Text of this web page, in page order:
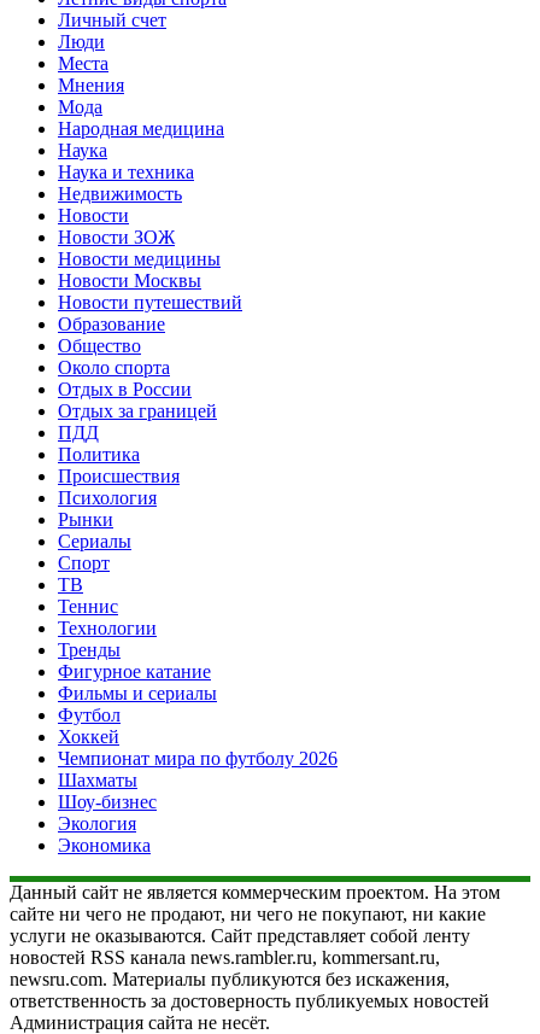
Личный счет
Люди
Места
Мнения
Мода
Народная медицина
Наука
Наука и техника
Недвижимость
Новости
Новости ЗОЖ
Новости медицины
Новости Москвы
Новости путешествий
Образование
Общество
Около спорта
Отдых в России
Отдых за границей
ПДД
Политика
Происшествия
Психология
Рынки
Сериалы
Спорт
ТВ
Теннис
Технологии
Тренды
Фигурное катание
Фильмы и сериалы
Футбол
Хоккей
Чемпионат мира по футболу 2026
Шахматы
Шоу-бизнес
Экология
Экономика
Данный сайт не является коммерческим проектом. На этом
сайте ни чего не продают, ни чего не покупают, ни какие
услуги не оказываются. Сайт представляет собой ленту
новостей RSS канала news.rambler.ru, kommersant.ru,
newsru.com. Материалы публикуются без искажения,
ответственность за достоверность публикуемых новостей
Администрация сайта не несёт.